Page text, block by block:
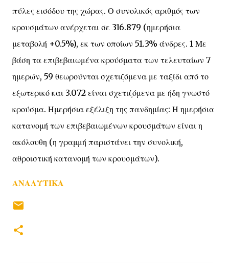
πύλες εισόδου της χώρας. Ο συνολικός αριθμός των
κρουσμάτων ανέρχεται σε 316.879 (ημερήσια
μεταβολή +0.5%), εκ των οποίων 51.3% άνδρες. 1 Με
βάση τα επιβεβαιωμένα κρούσματα των τελευταίων 7
ημερών, 59 θεωρούνται σχετιζόμενα με ταξίδι από το
εξωτερικό και 3.072 είναι σχετιζόμενα με ήδη γνωστό
κρούσμα. Ημερήσια εξέλιξη της πανδημίας: Η ημερήσια
κατανομή των επιβεβαιωμένων κρουσμάτων είναι η
ακόλουθη (η γραμμή παριστάνει την συνολική,
αθροιστική κατανομή των κρουσμάτων).
ΑΝΑΛΥΤΙΚΑ